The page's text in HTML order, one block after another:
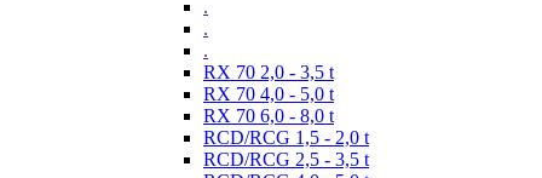
.
.
.
RX 70 2,0 - 3,5 t
RX 70 4,0 - 5,0 t
RX 70 6,0 - 8,0 t
RCD/RCG 1,5 - 2,0 t
RCD/RCG 2,5 - 3,5 t